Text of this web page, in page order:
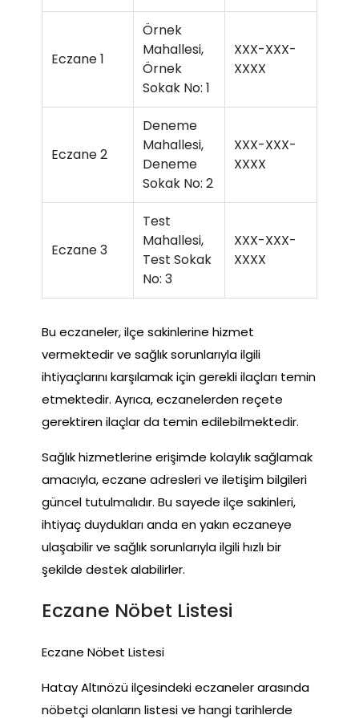
Eczane 1
Örnek
Mahallesi,
Örnek
Sokak No: 1
XXX-XXX-
XXXX
Eczane 2
Deneme
Mahallesi,
Deneme
Sokak No: 2
XXX-XXX-
XXXX
Eczane 3
Test
Mahallesi,
Test Sokak
No: 3
XXX-XXX-
XXXX
Bu eczaneler, ilçe sakinlerine hizmet
vermektedir ve sağlık sorunlarıyla ilgili
ihtiyaçlarını karşılamak için gerekli ilaçları temin
etmektedir. Ayrıca, eczanelerden reçete
gerektiren ilaçlar da temin edilebilmektedir.
Sağlık hizmetlerine erişimde kolaylık sağlamak
amacıyla, eczane adresleri ve iletişim bilgileri
güncel tutulmalıdır. Bu sayede ilçe sakinleri,
ihtiyaç duydukları anda en yakın eczaneye
ulaşabilir ve sağlık sorunlarıyla ilgili hızlı bir
şekilde destek alabilirler.
Eczane Nöbet Listesi
Eczane Nöbet Listesi
Hatay Altınözü ilçesindeki eczaneler arasında
nöbetçi olanların listesi ve hangi tarihlerde